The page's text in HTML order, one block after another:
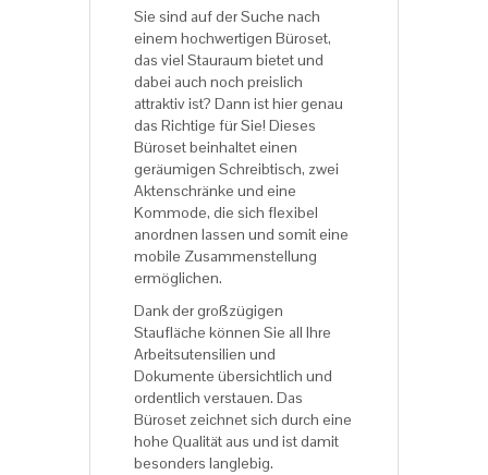
Sie sind auf der Suche nach
einem hochwertigen Büroset,
das viel Stauraum bietet und
dabei auch noch preislich
attraktiv ist? Dann ist hier genau
das Richtige für Sie! Dieses
Büroset beinhaltet einen
geräumigen Schreibtisch, zwei
Aktenschränke und eine
Kommode, die sich flexibel
anordnen lassen und somit eine
mobile Zusammenstellung
ermöglichen.
Dank der großzügigen
Staufläche können Sie all Ihre
Arbeitsutensilien und
Dokumente übersichtlich und
ordentlich verstauen. Das
Büroset zeichnet sich durch eine
hohe Qualität aus und ist damit
besonders langlebig.